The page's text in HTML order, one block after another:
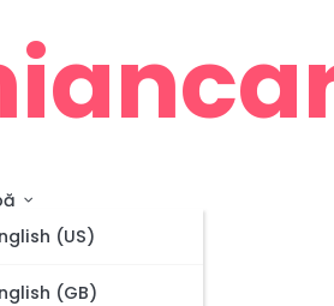
(US)
(GB)